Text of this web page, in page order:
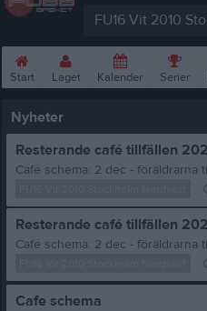
FU16 Vit 2010
Start Laget Kalender Serier
Nyheter
Resterande café tillfällen
Resterande café tillfällen
Cafe schema